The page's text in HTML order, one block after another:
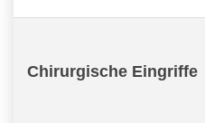
Chirurgische Eingriffe